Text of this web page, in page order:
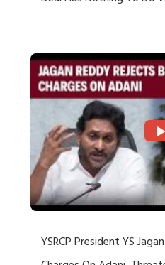
YSRCP President YS